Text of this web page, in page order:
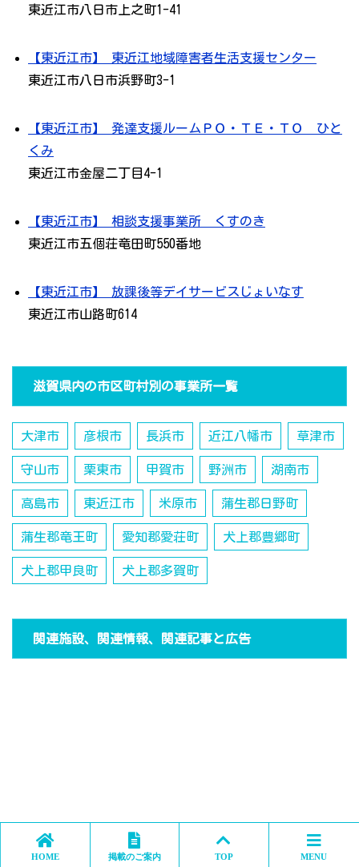
東近江市八日市上之町1-41
【東近江市】 東近江地域障害者生活支援センター
東近江市八日市浜野町3-1
【東近江市】 発達支援ルームＰＯ・ＴＥ・ＴＯ ひと
くみ
東近江市金屋二丁目4-1
【東近江市】 相談支援事業所 くすのき
東近江市五個荘竜田町550番地
【東近江市】 放課後等デイサービスじょいなす
東近江市山路町614
滋賀県内の市区町村別の事業所一覧
大津市 彦根市 長浜市 近江八幡市 草津市
守山市 栗東市 甲賀市 野洲市 湖南市
高島市 東近江市 米原市 蒲生郡日野町
蒲生郡竜王町 愛知郡愛荘町 犬上郡豊郷町
犬上郡甲良町 犬上郡多賀町
関連施設、関連情報、関連記事と広告
HOME 掲載のご案内 TOP MENU